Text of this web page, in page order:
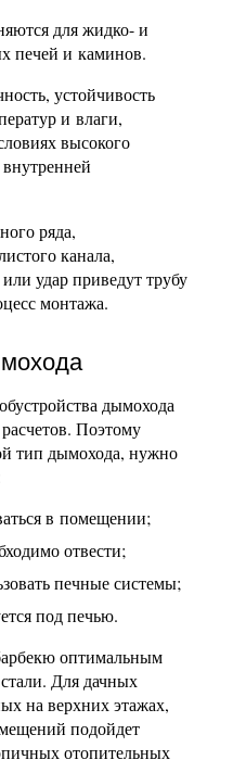
для жидко- и
печей и каминов.
устойчивость
и влаги,
высокого
ряда,
канала,
удар приведут трубу
монтажа.
дымохода
Поэтому
тип дымохода, нужно
в помещении;
отвести;
печные системы;
под печью.
оптимальным
Для дачных
на верхних этажах,
подойдет
отопительных